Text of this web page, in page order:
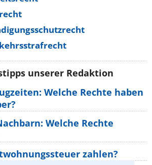
unserer Redaktion
Welche Rechte haben
Welche Rechte
zahlen?